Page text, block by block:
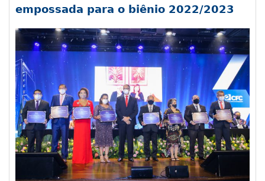
empossada para o biênio 2022/2023